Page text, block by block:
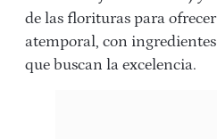
de las florituras para
atemporal, con
que buscan la excelencia.